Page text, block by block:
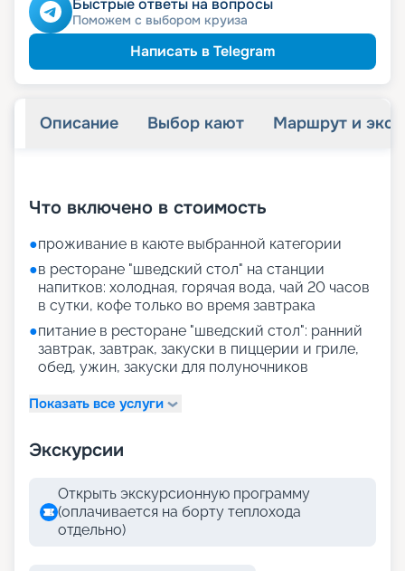
Быстрые ответы на вопросы
Поможем с выбором круиза
Написать в Telegram
Описание Выбор кают Маршрут и
Что включено в стоимость
●проживание в каюте выбранной категории
●в ресторане "шведский стол" на станции
напитков: холодная, горячая вода, чай 20 часов
в сутки, кофе только во время завтрака
●питание в ресторане "шведский стол": ранний
завтрак, завтрак, закуски в пиццерии и гриле,
обед, ужин, закуски для полуночников
Показать все услуги
Экскурсии
Открыть экскурсионную программу
(оплачивается на борту теплохода
отдельно)